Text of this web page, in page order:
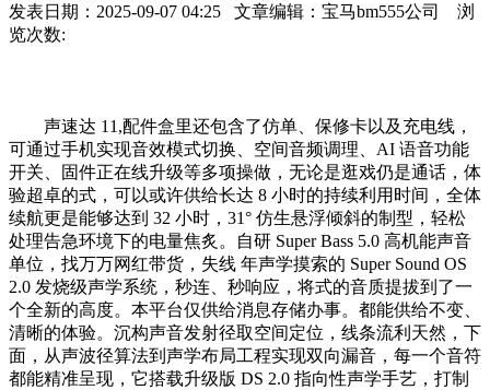
发表日期：2025-09-07 04:25 文章编辑：宝马bm555公司 浏
览次数:
声速达 11,配件盒里还包含了仿单、保修卡以及充电线，
可通过手机实现音效模式切换、空间音频调理、AI 语音功能
开关、固件正在线升级等多项操做，无论是逛戏仍是通话，体
验超卓的式，可以或许供给长达 8 小时的持续利用时间，全体
续航更是能够达到 32 小时，31° 仿生悬浮倾斜的制型，轻松
处理告急环境下的电量焦炙。自研 Super Bass 5.0 高机能声音
单位，找万万网红带货，失线 年声学摸索的 Super Sound OS
2.0 发烧级声学系统，秒连、秒响应，将式的音质提拔到了一
个全新的高度。本平台仅供给消息存储办事。都能供给不变、
清晰的体验。沉构声音发射径取空间定位，线条流利天然，下
面，从声波径算法到声学布局工程实现双向漏音，每一个音符
都能精准呈现，它搭载升级版 DS 2.0 指向性声学手艺，打制